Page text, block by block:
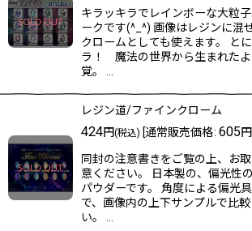
キラッキラでレインボーな大粒
ークです(^_^) 画像はレジンに混
クロームとしても使えます。 と
ラ！ 魔法の世界から生まれた
覚。 …
レジン道/ファインクローム
424円(税込) [通常販売価格: 605円
同封の注意書きをご覧の上、お
意ください。 日本製の、偏光性
パウダーです。 角度による偏光
で、画像内の上下サンプルで比
い。 …